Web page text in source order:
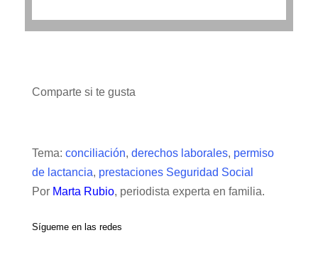
Comparte si te gusta
Tema: conciliación, derechos laborales, permiso
de lactancia, prestaciones Seguridad Social
Por Marta Rubio, periodista experta en familia.
Sígueme en las redes